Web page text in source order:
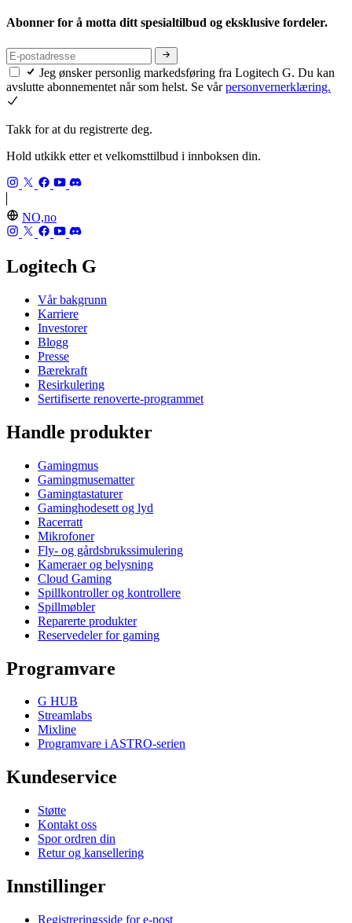
Abonner for å motta ditt spesialtilbud og eksklusive fordeler.
Jeg ønsker personlig markedsføring fra Logitech G. Du kan
avslutte abonnementet når som helst. Se vårpersonvernerklæring.
Takk for at du registrerte deg.
Hold utkikk etter et velkomsttilbud i innboksen din.
NO,no
Logitech G
Vår bakgrunn
Karriere
Investorer
Blogg
Presse
Bærekraft
Resirkulering
Sertifiserte renoverte-programmet
Handle produkter
Gamingmus
Gamingmusematter
Gamingtastaturer
Gaminghodesett og lyd
Racerratt
Mikrofoner
Fly- og gårdsbrukssimulering
Kameraer og belysning
Cloud Gaming
Spillkontroller og kontrollere
Spillmøbler
Reparerte produkter
Reservedeler for gaming
Programvare
G HUB
Streamlabs
Mixline
Programvare i ASTRO-serien
Kundeservice
Støtte
Kontakt oss
Spor ordren din
Retur og kansellering
Innstillinger
Registreringsside for e-post